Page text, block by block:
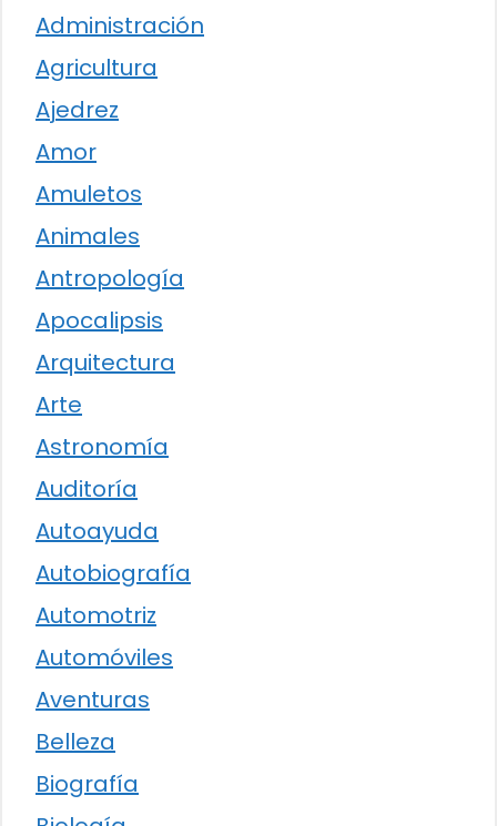
Administración
Agricultura
Ajedrez
Amor
Amuletos
Animales
Antropología
Apocalipsis
Arquitectura
Arte
Astronomía
Auditoría
Autoayuda
Autobiografía
Automotriz
Automóviles
Aventuras
Belleza
Biografía